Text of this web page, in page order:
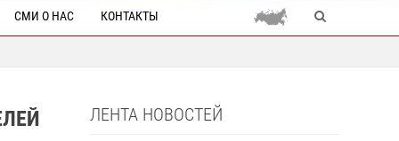
СМИ О НАС КОНТАКТЫ
ЛЕНТА НОВОСТЕЙ